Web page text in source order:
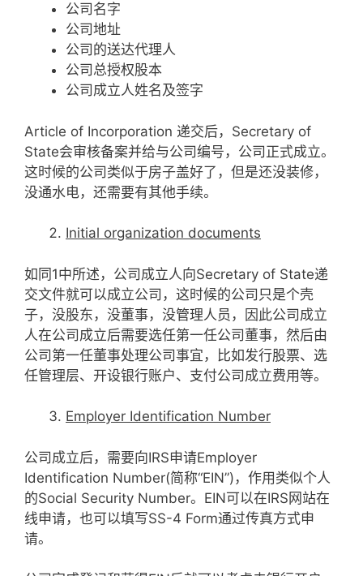
公司名字
公司地址
公司的送达代理人
公司总授权股本
公司成立人姓名及签字
Article of Incorporation 递交后，Secretary of
State会审核备案并给与公司编号，公司正式成立。
这时候的公司类似于房子盖好了，但是还没装修，
没通水电，还需要有其他手续。
Initial organization documents
如同1中所述，公司成立人向Secretary of State递
交文件就可以成立公司，这时候的公司只是个壳
子，没股东，没董事，没管理人员，因此公司成立
人在公司成立后需要选任第一任公司董事，然后由
公司第一任董事处理公司事宜，比如发行股票、选
任管理层、开设银行账户、支付公司成立费用等。
Employer Identification Number
公司成立后，需要向IRS申请Employer
Identification Number(简称“EIN”)，作用类似个人
的Social Security Number。EIN可以在IRS网站在
线申请，也可以填写SS-4 Form通过传真方式申
请。